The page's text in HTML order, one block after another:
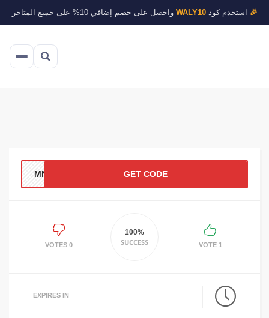
🎉استخدم كودWALY10واحصل على خصم إضافي 10% على جميع المتاجر
GET CODE
100%
SUCCESS
0 VOTES
EXPIRES IN